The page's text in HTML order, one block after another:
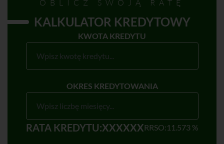
OBLICZ SWOJĄ RATĘ
KALKULATOR KREDYTOWY
KWOTA KREDYTU
OKRES KREDYTOWANIA
RATA KREDYTU:XXXXXXRRSO:11.573 %